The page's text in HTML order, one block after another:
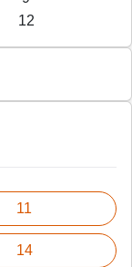
12
11
14